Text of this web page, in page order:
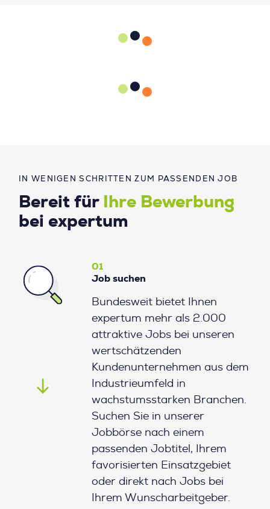
IN WENIGEN SCHRITTEN ZUM PASSENDEN JOB
Bereit für
Ihre Bewerbung
bei expertum
01
Job suchen
Bundesweit bietet Ihnen
expertum mehr als 2.000
attraktive Jobs bei unseren
wertschätzenden
Kundenunternehmen aus dem
Industrieumfeld in
wachstumsstarken Branchen.
Suchen Sie in unserer
Jobbörse nach einem
passenden Jobtitel, Ihrem
favorisierten Einsatzgebiet
oder direkt nach Jobs bei
Ihrem Wunscharbeitgeber.